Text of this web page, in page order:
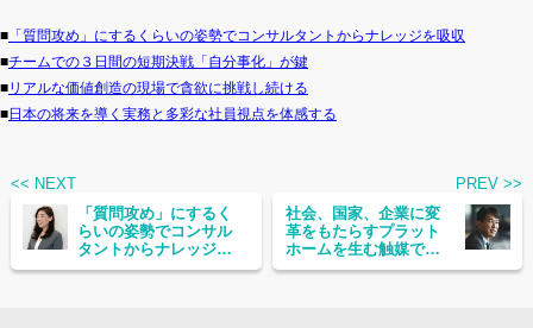
■ 「質問攻め」にするくらいの姿勢でコンサルタントからナレッジを吸収
■チームでの３日間の短期決戦「自分事化」が鍵
■リアルな価値創造の現場で貪欲に挑戦し続ける
■日本の将来を導く実務と多彩な社員視点を体感する
<< NEXT
「質問攻め」にするく
らいの姿勢でコンサル
タントからナレッジを
吸収
PREV >>
社会、国家、企業に変
革をもたらすプラット
ホームを生む触媒であ
れ